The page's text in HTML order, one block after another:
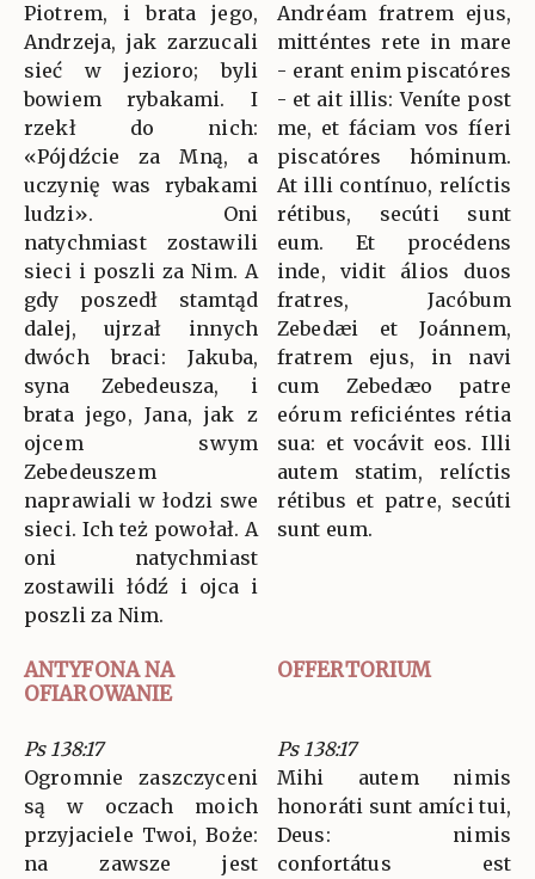
Piotrem, i brata jego,
Andrzeja, jak zarzucali
sieć w jezioro; byli
bowiem rybakami. I
rzekł do nich:
«Pójdźcie za Mną, a
uczynię was rybakami
ludzi». Oni
natychmiast zostawili
sieci i poszli za Nim. A
gdy poszedł stamtąd
dalej, ujrzał innych
dwóch braci: Jakuba,
syna Zebedeusza, i
brata jego, Jana, jak z
ojcem swym
Zebedeuszem
naprawiali w łodzi swe
sieci. Ich też powołał. A
oni natychmiast
zostawili łódź i ojca i
poszli za Nim.
Andréam fratrem ejus,
mitténtes rete in mare
- erant enim piscatóres
- et ait illis: Veníte post
me, et fáciam vos fíeri
piscatóres hóminum.
At illi contínuo, relíctis
rétibus, secúti sunt
eum. Et procédens
inde, vidit álios duos
fratres, Jacóbum
Zebedæi et Joánnem,
fratrem ejus, in navi
cum Zebedæo patre
eórum reficiéntes rétia
sua: et vocávit eos. Illi
autem statim, relíctis
rétibus et patre, secúti
sunt eum.
ANTYFONA NA
OFIAROWANIE
OFFERTORIUM
Ps 138:17
Ogromnie zaszczyceni
są w oczach moich
przyjaciele Twoi, Boże:
na zawsze jest
Ps 138:17
Mihi autem nimis
honoráti sunt amíci tui,
Deus: nimis
confortátus est